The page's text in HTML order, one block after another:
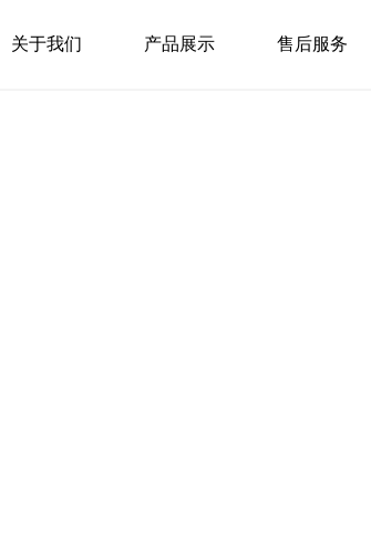
关于我们 产品展示 售后服务